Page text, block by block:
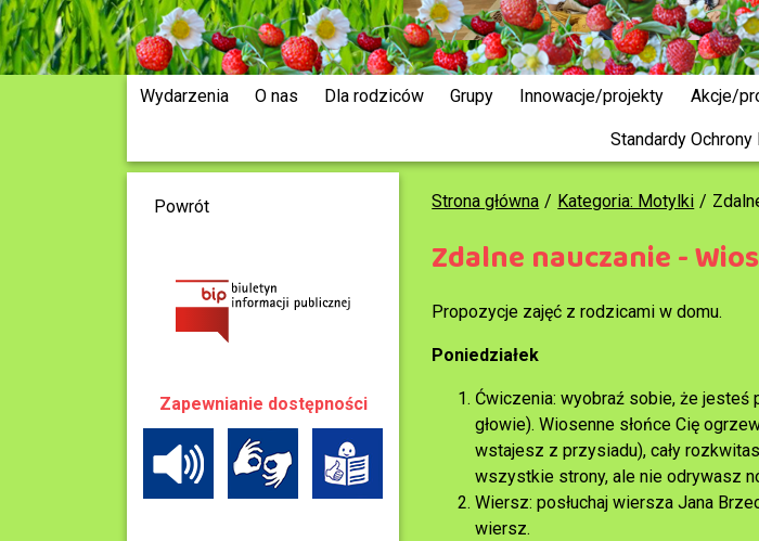
Wydarzenia O nas Dla rodziców Grupy Innowacje/projekty Akcje/
Standardy Ochrony
Strona główna Kategoria: Motylki
Zdalne nauczanie -
Propozycje zajęć z rodzicami w domu.
Poniedziałek
Ćwiczenia: wyobraź sobie, że jesteś
głowie). Wiosenne słońce Cię
wstajesz z przysiadu), cały
wszystkie strony, ale nie odrywasz
Wiersz: posłuchaj wiersza Jana
wiersz.
Powrót
Zapewnianie dostępności